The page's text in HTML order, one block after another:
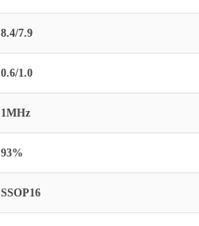
8.4/7.9
0.6/1.0
1MHz
93%
SSOP16